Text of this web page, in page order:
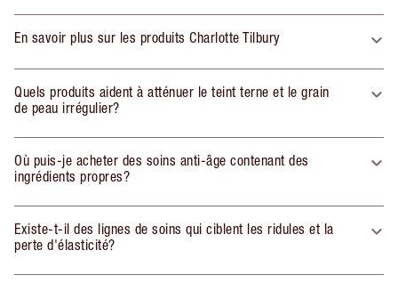
En savoir plus sur les produits Charlotte Tilbury
Quels produits aident à atténuer le teint terne et le grain
de peau irrégulier?
Où puis-je acheter des soins anti-âge contenant des
ingrédients propres?
Existe-t-il des lignes de soins qui ciblent les ridules et la
perte d'élasticité?